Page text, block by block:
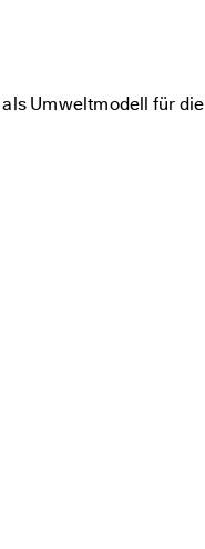
Umweltmodell für